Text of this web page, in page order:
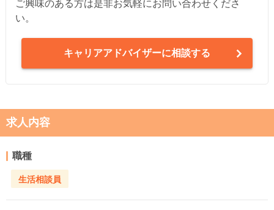
ご興味のある方は是非お気軽にお問い合わせくださ
い。
キャリアアドバイザーに相談する
求人内容
職種
生活相談員